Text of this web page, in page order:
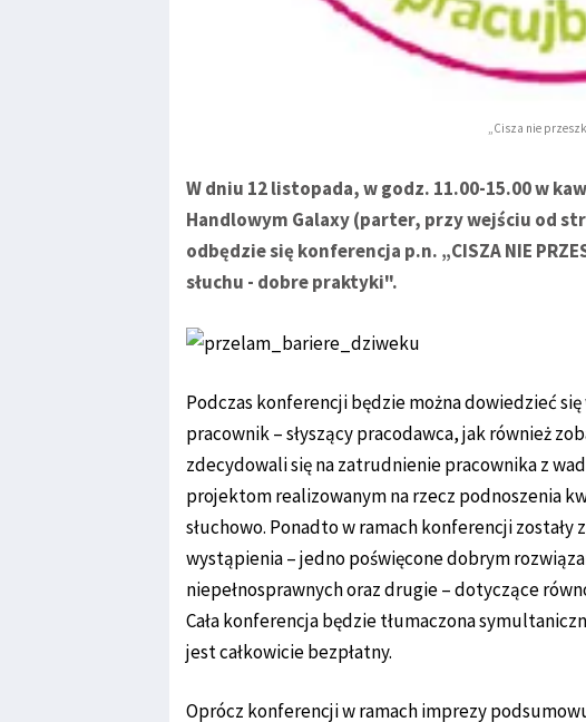
„Cisza nie
W dniu 12 listopada, w godz. 11.00-15.00 w
Handlowym Galaxy (parter, przy wejściu od
odbędzie się konferencja p.n. „CISZA NIE
słuchu - dobre praktyki".
Podczas konferencji będzie można dowiedzieć się
pracownik – słyszący pracodawca, jak również
zdecydowali się na zatrudnienie pracownika z
projektom realizowanym na rzecz podnoszenia
słuchowo. Ponadto w ramach konferencji zostały
wystąpienia – jedno poświęcone dobrym
niepełnosprawnych oraz drugie – dotyczące
Cała konferencja będzie tłumaczona
jest całkowicie bezpłatny.
Oprócz konferencji w ramach imprezy